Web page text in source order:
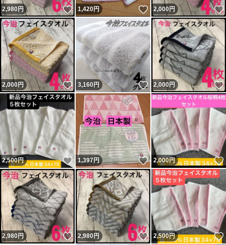
2,980円 いいね！
1,420円 いいね！
2,000円
2,000円 いいね！
3,160円 いいね！
2,000円
2,500円 いいね！
1,397円 いいね！
2,000円
2,980円 いいね！
2,980円 いいね！
2,500円